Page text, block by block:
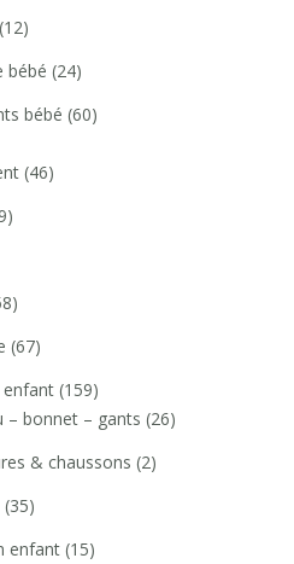
(12)
bébé (24)
bébé (60)
(46)
(67)
enfant (159)
– bonnet – gants (26)
& chaussons (2)
(35)
enfant (15)